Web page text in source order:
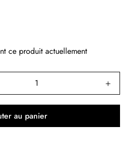
ce produit actuellement
au panier